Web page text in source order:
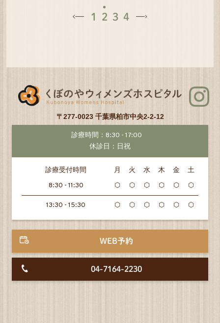
1 2 3 4
〒277-0023 千葉県柏市中央2-2-12
診療時間：8:30 - 17:00
休診日：日祝
診療受付時間 月 火 水 木 金
土
8:30 - 11:30
⬡ ⬡ ⬡ ⬡ ⬡ ⬡
13:30 - 15:30 ⬡ ⬡ ⬡ ⬡ ⬡ ⬡
WEB予約
04-7164-2230